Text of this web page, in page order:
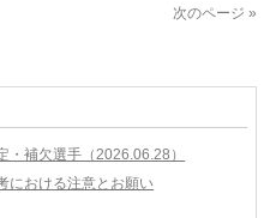
次のページ »
補欠選手（2026.06.28）
における注意とお願い